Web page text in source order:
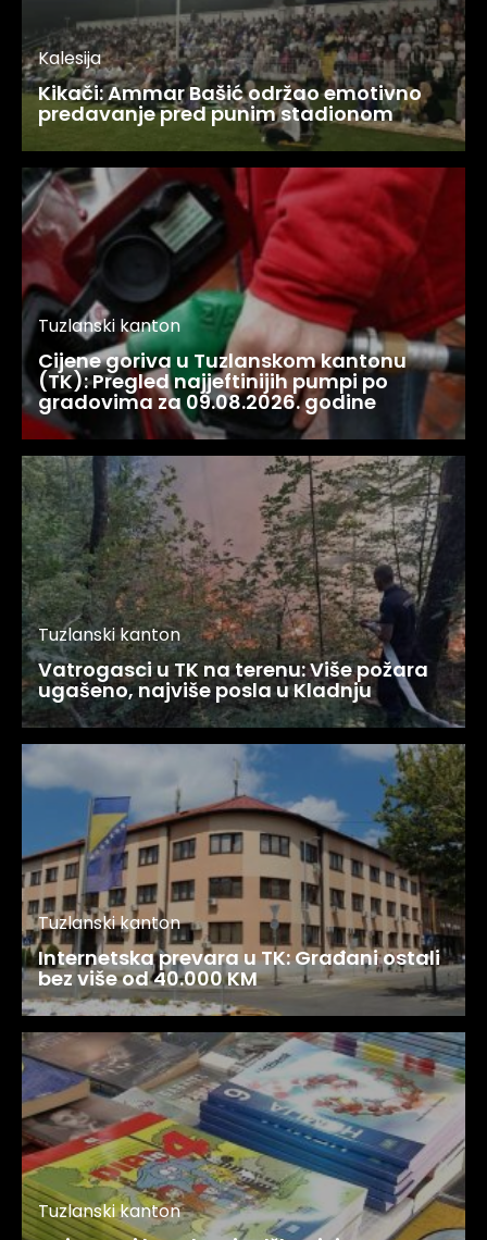
Kalesija
Kikači: Ammar Bašić održao emotivno
predavanje pred punim stadionom
Tuzlanski kanton
Cijene goriva u Tuzlanskom kantonu
(TK): Pregled najjeftinijih pumpi po
gradovima za 09.08.2026. godine
Tuzlanski kanton
Vatrogasci u TK na terenu: Više požara
ugašeno, najviše posla u Kladnju
Tuzlanski kanton
Internetska prevara u TK: Građani ostali
bez više od 40.000 KM
Tuzlanski kanton